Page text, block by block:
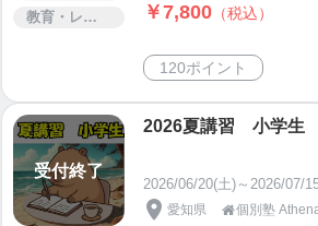
教育・レッスン・講習 ￥7,800 （税込）
120ポイント
受付終了
2026夏講習 小学生
2026/06/20(土)～2026/07/
愛知県 個別塾